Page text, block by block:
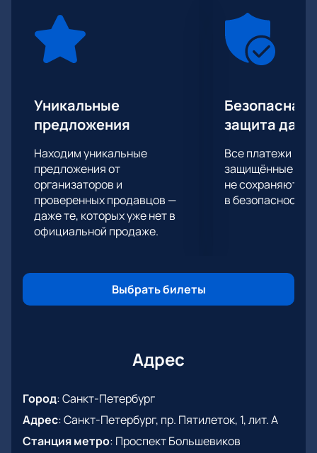
Уникальные
предложения
Находим уникальные
предложения от
организаторов и
проверенных продавцов —
даже те, которых уже нет в
официальной продаже.
Безопасная
защита
Все платежи
защищённые
не сохраняются
в безопасности.
Выбрать билеты
Адрес
Город:Санкт-Петербург
Адрес:Санкт-Петербург, пр. Пятилеток, 1, лит. А
Станция метро: Проспект Большевиков